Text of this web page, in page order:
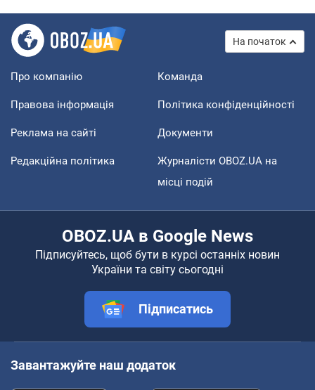
На початок
Про компанію Команда
Правова інформація Політика конфіденційності
Реклама на сайті Документи
Редакційна політика
Журналісти OBOZ.UA на
місці подій
OBOZ.UA в Google News
Підписуйтесь, щоб бути в курсі останніх новин
України та світу сьогодні
Підписатись
Завантажуйте наш додаток